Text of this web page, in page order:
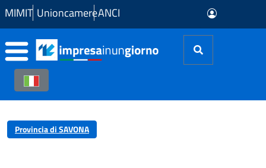
Skip to Main Content
MIMIT UnioncamereANCI
Provincia di SAVONA